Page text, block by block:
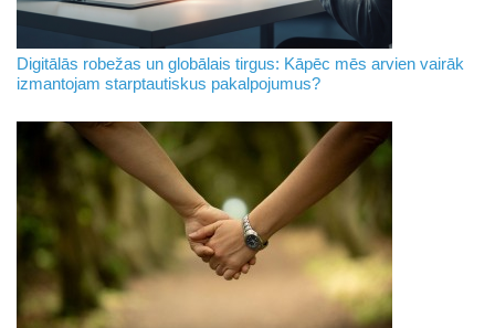
Digitālās robežas un globālais tirgus: Kāpēc mēs arvien vairāk
izmantojam starptautiskus pakalpojumus?